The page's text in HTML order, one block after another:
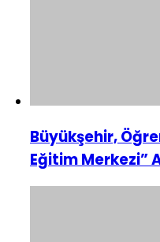
Büyükşehir,
Eğitim Merkezi”